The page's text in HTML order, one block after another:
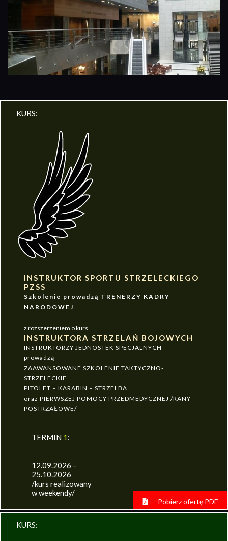
KURS:
INSTRUKTOR SPORTU STRZELECKIEGO
PZSS
Szkolenie prowadzą TRENERZY KADRY
NARODOWEJ
z rozszerzeniem o kurs
INSTRUKTORA STRZELAŃ BOJOWYCH
INSTRUKTORZY JEDNOSTEK SPECJALNYCH
prowadzą
ZAAWANSOWANE SZKOLENIE TAKTYCZNO-
STRZELECKIE
PITOLET – KARABIN – STRZELBA
oraz PIERWSZEJ POMOCY PRZEDMEDYCZNEJ /RANY
POSTRZAŁOWE/
TERMIN 1:
12.09.2026 –
25.10.2026
/kurs realizowany
w weekendy/
Pobierz ofertę PDF
KURS: